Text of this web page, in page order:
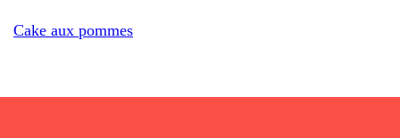
Cake aux pommes